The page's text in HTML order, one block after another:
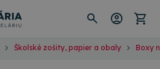
Školské zošity, papier a obaly Boxy